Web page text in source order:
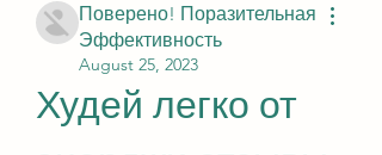
Поверено! Поразительная
Эффективность
August 25, 2023
Худей легко от